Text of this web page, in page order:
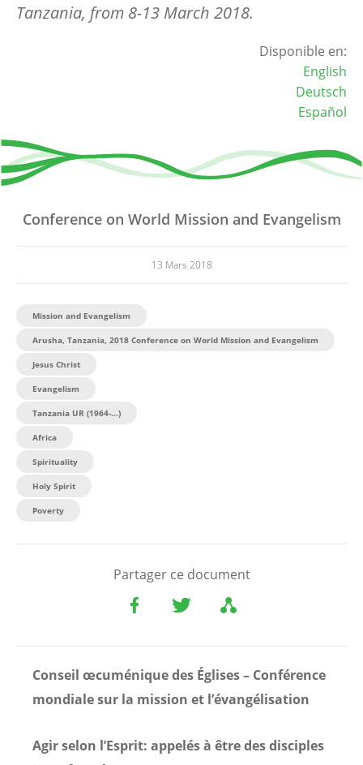
Tanzania, from 8-13 March 2018.
Disponible en:
English
Deutsch
Español
Conference on World Mission and Evangelism
13 Mars 2018
Mission and Evangelism
Arusha, Tanzania, 2018 Conference on World Mission and Evangelism
Jesus Christ
Evangelism
Tanzania UR (1964-...)
Africa
Spirituality
Holy Spirit
Poverty
Partager ce document
Conseil œcuménique des Églises – Conférence
mondiale sur la mission et l’évangélisation
Agir selon l’Esprit: appelés à être des disciples